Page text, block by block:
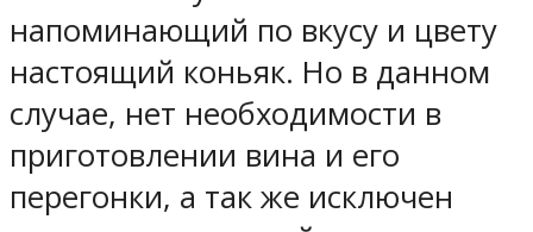
напоминающий по вкусу и цвету
настоящий коньяк. Но в данном
случае, нет необходимости в
приготовлении вина и его
перегонки, а так же исключен